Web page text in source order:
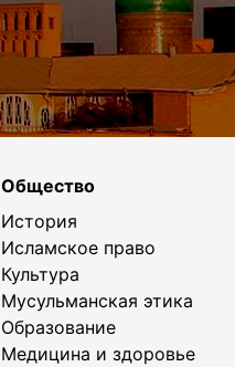
Общество
История
Исламское право
Культура
Мусульманская этика
Образование
Медицина и здоровье